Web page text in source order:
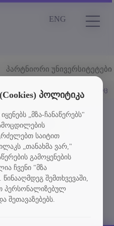
ENG
პარტნიორი უნივერსიტეტები
ინტერნაციონალიზაცია
პოლიტიკა
„მზა-ჩანაწერებს"
საიტით
„თანახმა ვარ,"
გამოყენების
ჩვენი "მზა
შემთხვევაში,
პერსონალიზებულ
შეთავაზებებს.